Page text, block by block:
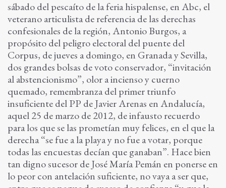
sábado del pescaíto de la feria hispalense, en Abc, el
veterano articulista de referencia de las derechas
confesionales de la región, Antonio Burgos, a
propósito del peligro electoral del puente del
Corpus, de jueves a domingo, en Granada y Sevilla,
dos grandes bolsas de voto conservador, “invitación
al abstencionismo”, olor a incienso y cuerno
quemado, remembranza del primer triunfo
insuficiente del PP de Javier Arenas en Andalucía,
aquel 25 de marzo de 2012, de infausto recuerdo
para los que se las prometían muy felices, en el que la
derecha “se fue a la playa y no fue a votar, porque
todas las encuestas decían que ganaban”. Hace bien
tan digno sucesor de José María Pemán en ponerse en
lo peor con antelación suficiente, no vaya a ser que,